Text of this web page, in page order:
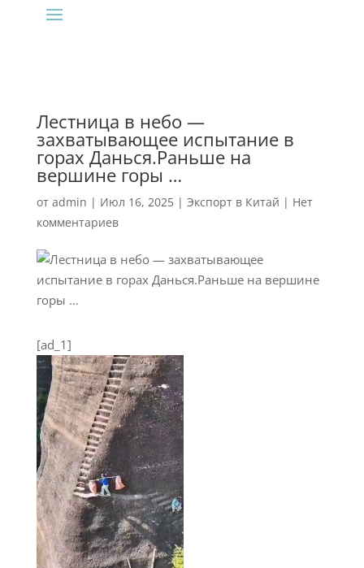
Лестница в небо —
захватывающее испытание в
горах Данься.Раньше на
вершине горы …
от admin | Июл 16, 2025| Экспорт в Китай | Нет
комментариев
[ad_1]